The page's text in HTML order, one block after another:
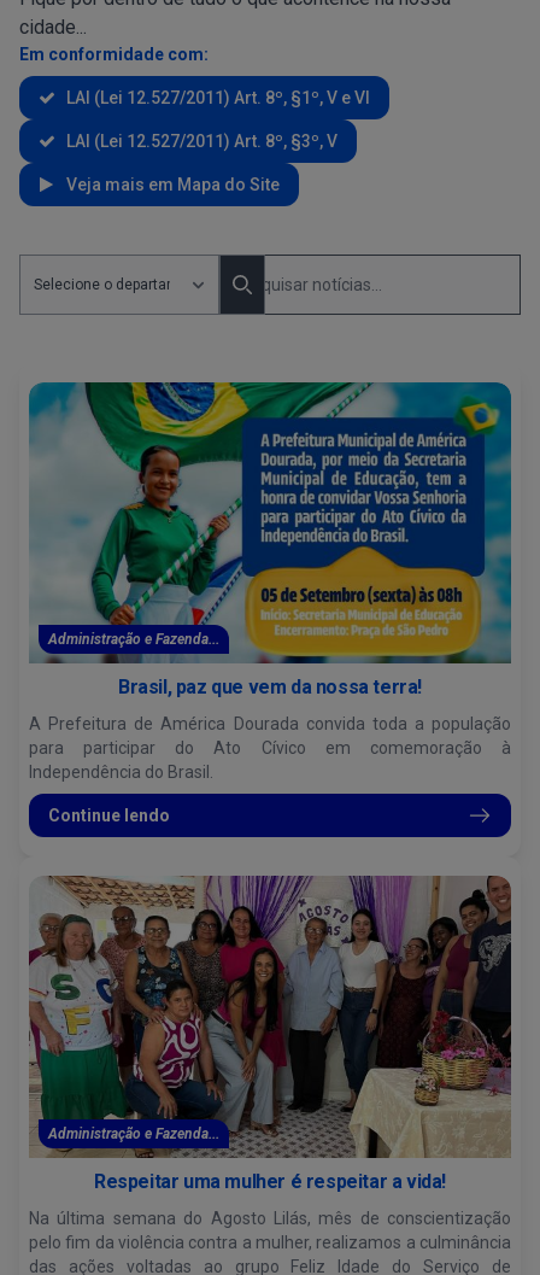
cidade...
Em conformidade com:
LAI (Lei 12.527/2011) Art. 8º, §1º, V e VI
LAI (Lei 12.527/2011) Art. 8º, §3º, V
Veja mais em Mapa do Site
Administração e Fazenda...
Brasil, paz que vem da nossa terra!
A Prefeitura de América Dourada convida toda a população
para participar do Ato Cívico em comemoração à
Independência do Brasil.
Continue lendo
Administração e Fazenda...
Respeitar uma mulher é respeitar a vida!
Na última semana do Agosto Lilás, mês de conscientização
pelo fim da violência contra a mulher, realizamos a culminância
das ações voltadas ao grupo Feliz Idade do Serviço de